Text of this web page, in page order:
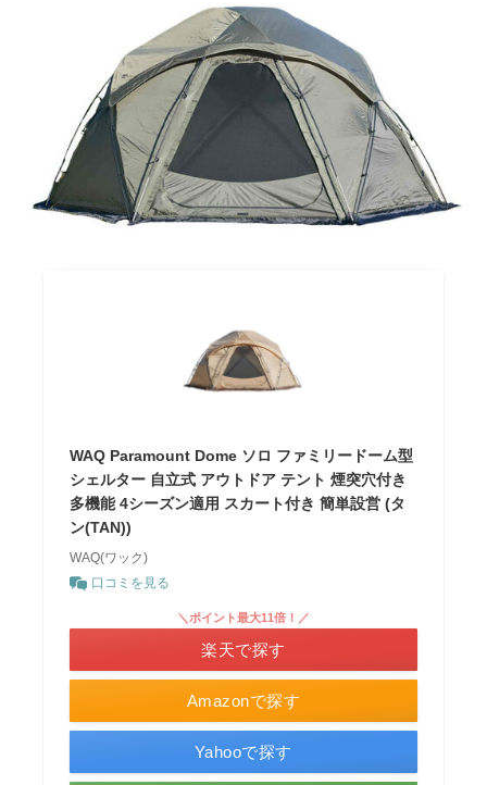
WAQ Paramount Dome ソロ ファミリードーム型
シェルター 自立式 アウトドア テント 煙突穴付き
多機能 4シーズン適用 スカート付き 簡単設営 (タ
ン(TAN))
WAQ(ワック)
口コミを見る
Amazonで探す
＼ポイント最大11倍！／
楽天で探す
Yahooで探す